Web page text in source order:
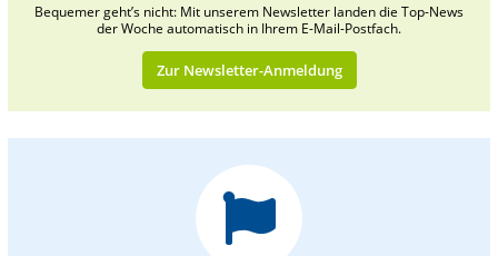
Bequemer geht’s nicht: Mit unserem Newsletter landen die Top-News
der Woche automatisch in Ihrem E-Mail-Postfach.
Zur Newsletter-Anmeldung